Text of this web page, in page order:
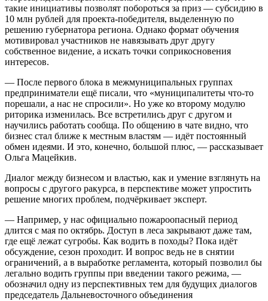
такие инициативы позволят побороться за приз — субсидию в
10 млн рублей для проекта-победителя, выделенную по
решению губернатора региона. Однако формат обучения
мотивировал участников не навязывать друг другу
собственное видение, а искать точки соприкосновения
интересов.
— После первого блока в межмуниципальных группах
предприниматели ещё писали, что «муниципалитеты что-то
порешали, а нас не спросили». Но уже ко второму модулю
риторика изменилась. Все встретились друг с другом и
научились работать сообща. По общению в чате видно, что
бизнес стал ближе к местным властям — идёт постоянный
обмен идеями. И это, конечно, большой плюс, — рассказывает
Ольга Мацейкив.
Диалог между бизнесом и властью, как и умение взглянуть на
вопросы с другого ракурса, в перспективе может упростить
решение многих проблем, подчёркивает эксперт.
— Например, у нас официально пожароопасный период
длится с мая по октябрь. Доступ в леса закрывают даже там,
где ещё лежат сугробы. Как водить в походы? Пока идёт
обсуждение, сезон проходит. И вопрос ведь не в снятии
ограничений, а в выработке регламента, который позволил бы
легально водить группы при введении такого режима, —
обозначил одну из перспективных тем для будущих диалогов
председатель Дальневосточного объединения